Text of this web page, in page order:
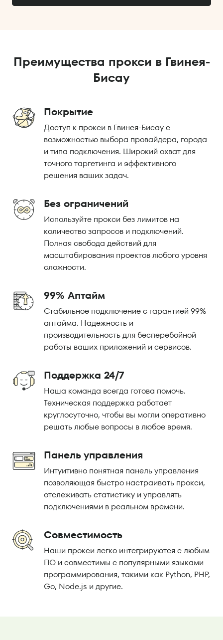
Преимущества прокси в Гвинея-
Бисау
Покрытие
Доступ к прокси в Гвинея-Бисау с
возможностью выбора провайдера, города
и типа подключения. Широкий охват для
точного таргетинга и эффективного
решения ваших задач.
Без ограничений
Используйте прокси без лимитов на
количество запросов и подключений.
Полная свобода действий для
масштабирования проектов любого уровня
сложности.
99% Аптайм
Стабильное подключение с гарантией 99%
аптайма. Надежность и
производительность для бесперебойной
работы ваших приложений и сервисов.
Поддержка 24/7
Наша команда всегда готова помочь.
Техническая поддержка работает
круглосуточно, чтобы вы могли оперативно
решать любые вопросы в любое время.
Панель управления
Интуитивно понятная панель управления
позволяющая быстро настраивать прокси,
отслеживать статистику и управлять
подключениями в реальном времени.
Совместимость
Наши прокси легко интегрируются с любым
ПО и совместимы с популярными языками
программирования, такими как Python, PHP,
Go, Node.js и другие.